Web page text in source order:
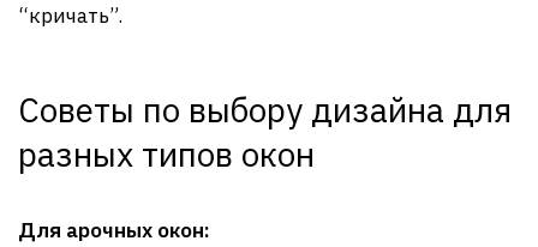
“кричать”.
Советы по выбору дизайна для
разных типов окон
Для арочных окон: